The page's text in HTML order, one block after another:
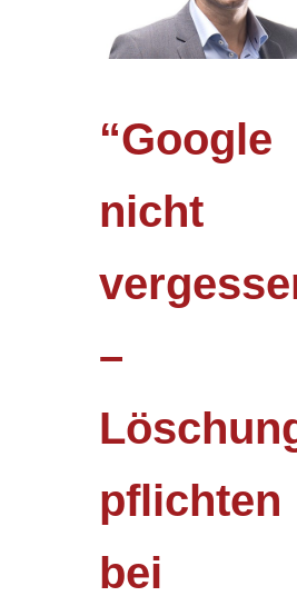
“Google
nicht
–
pflichten
bei